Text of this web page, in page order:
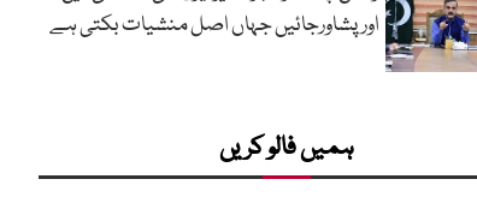
اورپشاورجائیں جہاں اصل منشیات بکتی ہے
ہمیں فالو کریں